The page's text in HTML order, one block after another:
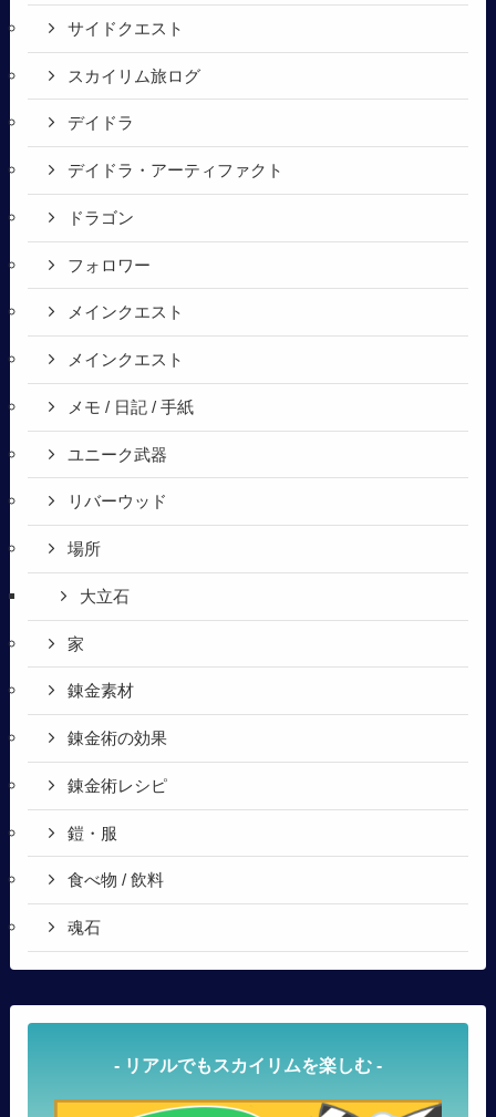
サイドクエスト
スカイリム旅ログ
デイドラ
デイドラ・アーティファクト
ドラゴン
フォロワー
メインクエスト
メインクエスト
メモ / 日記 / 手紙
ユニーク武器
リバーウッド
場所
大立石
家
錬金素材
錬金術の効果
錬金術レシピ
鎧・服
食べ物 / 飲料
魂石
- リアルでもスカイリムを楽しむ -